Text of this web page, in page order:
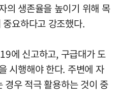
의 생존율을 높이기 위해 목
요하다고 강조했다.
에 신고하고, 구급대가 도
시행해야 한다. 주변에 자
경우 적극 활용하는 것이 중